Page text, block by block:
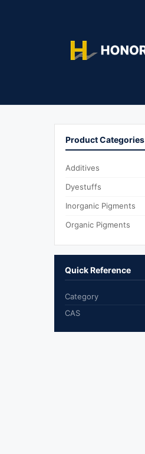
Product Categories
Additives
Dyestuffs
Inorganic Pigments
Organic Pigments
Quick Reference
Category
CAS